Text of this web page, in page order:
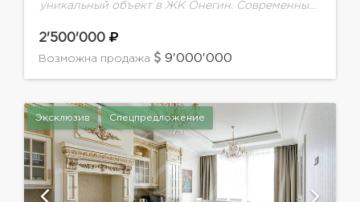
уникальный объект в ЖК Онегин. Современный
автором. Функциональной планировкой
предусмотрено: зона кухни, просторная
собственным...
2'500'000
Возможна продажа 9'000'000
Эксклюзив Спецпредложение